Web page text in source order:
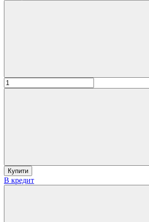
Купити
В кредит